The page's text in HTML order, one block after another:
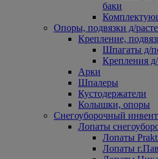
баки
Опоры, подвязки д/
Крепление,
Шпагаты д/
Крепления
Арки
Шпалеры
Кустодержатели
Колышки, опоры
Снегоуборочный
Лопаты
Лопаты
Лопаты